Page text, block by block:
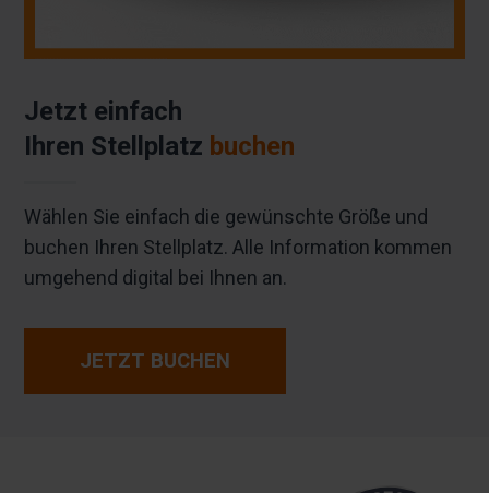
Jetzt einfach
Ihren Stellplatz buchen
Wählen Sie einfach die gewünschte Größe und
buchen Ihren Stellplatz. Alle Information kommen
umgehend digital bei Ihnen an.
JETZT BUCHEN